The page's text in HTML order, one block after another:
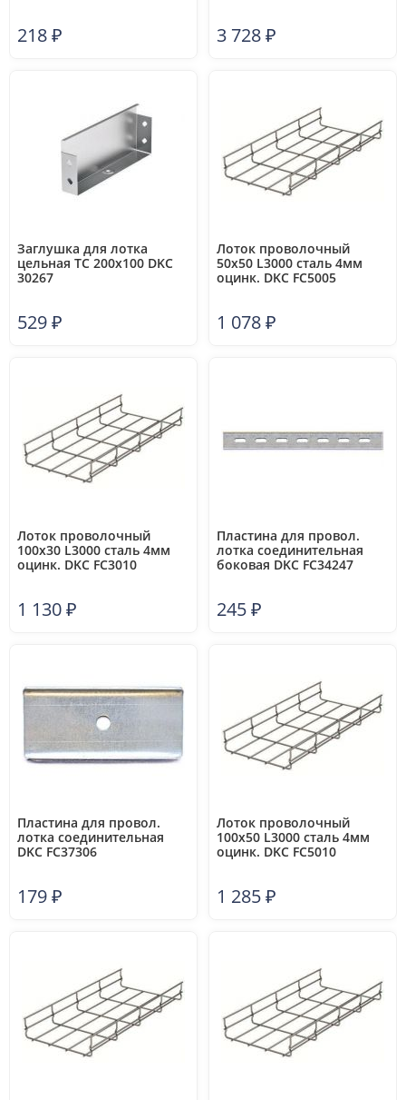
218₽ 3 728₽
Заглушка для лотка
цельная TC 200х100 DKC
30267
529₽
Лоток проволочный
50х50 L3000 сталь 4мм
оцинк. DKC FC5005
1 078₽
Лоток проволочный
100х30 L3000 сталь 4мм
оцинк. DKC FC3010
1 130₽
Пластина для провол.
лотка соединительная
боковая DKC FC34247
245₽
Пластина для провол.
лотка соединительная
DKC FC37306
179₽
Лоток проволочный
100х50 L3000 сталь 4мм
оцинк. DKC FC5010
1 285₽